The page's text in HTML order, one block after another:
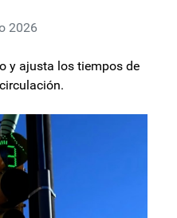
2026
y ajusta los tiempos de